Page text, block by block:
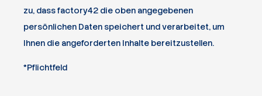
zu, dass factory42 die oben angegebenen
persönlichen Daten speichert und verarbeitet, um
Ihnen die angeforderten Inhalte bereitzustellen.
*Pflichtfeld